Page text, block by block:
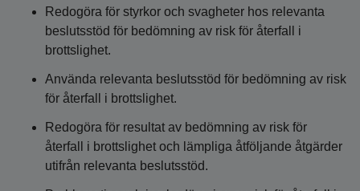
Redogöra för styrkor och svagheter hos relevanta
beslutsstöd för bedömning av risk för återfall i
brottslighet.
Använda relevanta beslutsstöd för bedömning av risk
för återfall i brottslighet.
Redogöra för resultat av bedömning av risk för
återfall i brottslighet och lämpliga åtföljande åtgärder
utifrån relevanta beslutsstöd.